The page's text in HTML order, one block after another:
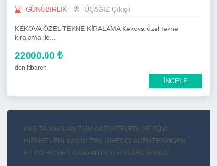
GÜNÜBİRLİK ÜÇAĞIZ Çıkışlı
KEKOVA ÖZEL TEKNE KİRALAMA Kekova özel tekne
kiralama ile...
22000.00
den itibaren
İNCELE
KAŞ TA YAPILAN TÜM AKTİVİTELERİ VE TÜM
HİZMETLERİ KAŞ’IN TEK ÜRETİCİ ACENTESİNDEN,
EN İYİ HİZMET GARANTİSİYLE ALABİLİRSİNİZ.